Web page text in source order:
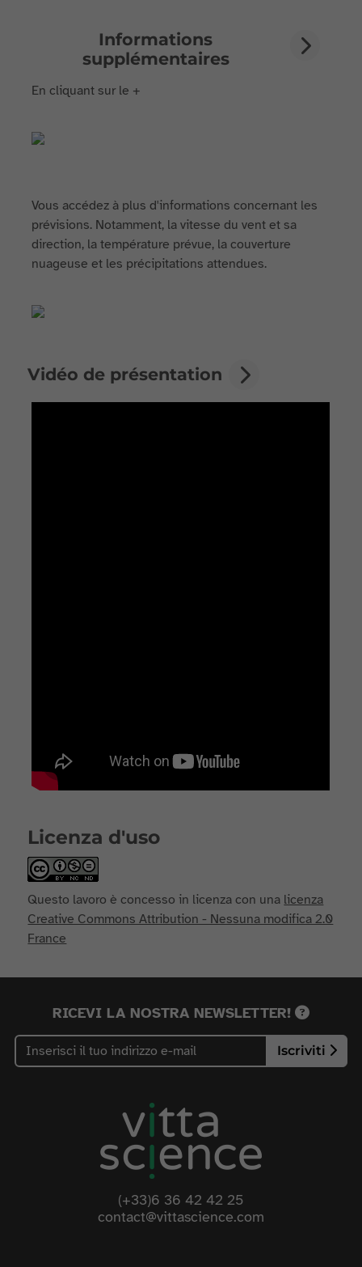
Informations
supplémentaires
En cliquant sur le +
Vous accédez à plus d'informations concernant les
prévisions. Notamment, la vitesse du vent et sa
direction, la température prévue, la couverture
nuageuse et les précipitations attendues.
Vidéo de présentation
Licenza d'uso
Questo lavoro è concesso in licenza con una licenza
Creative Commons Attribution - Nessuna modifica 2.0
France
RICEVI LA NOSTRA NEWSLETTER!
Iscriviti
(+33)6 36 42 42 25
contact@vittascience.com